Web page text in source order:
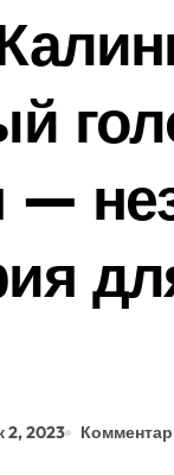
—
2, 2023